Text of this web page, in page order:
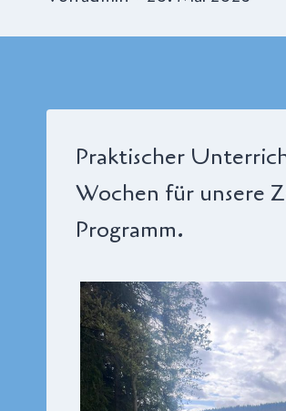
Praktischer
Wochen für unsere
Programm.